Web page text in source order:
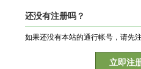
还没有注册吗？
如果还没有本站的通行帐号，请先
立即注